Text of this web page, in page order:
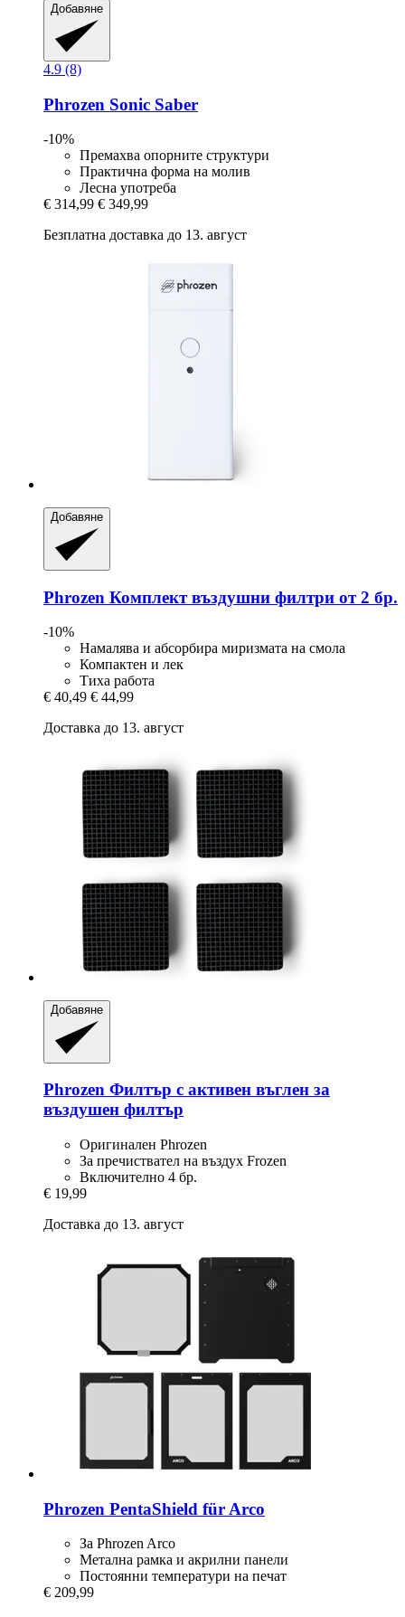
Добавяне
4.9 (8)
Phrozen Sonic Saber
-10%
Премахва опорните структури
Практична форма на молив
Лесна употреба
€ 314,99 € 349,99
Безплатна доставка до 13. август
Добавяне
Phrozen Комплект въздушни филтри от 2 бр.
-10%
Намалява и абсорбира миризмата на смола
Компактен и лек
Тиха работа
€ 40,49 € 44,99
Доставка до 13. август
Добавяне
Phrozen Филтър с активен въглен за
въздушен филтър
Оригинален Phrozen
За пречиствател на въздух Frozen
Включително 4 бр.
€ 19,99
Доставка до 13. август
Phrozen PentaShield für Arco
За Phrozen Arco
Метална рамка и акрилни панели
Постоянни температури на печат
€ 209,99